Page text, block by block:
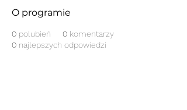
O programie
0 polubień 0 komentarzy
0 najlepszych odpowiedzi